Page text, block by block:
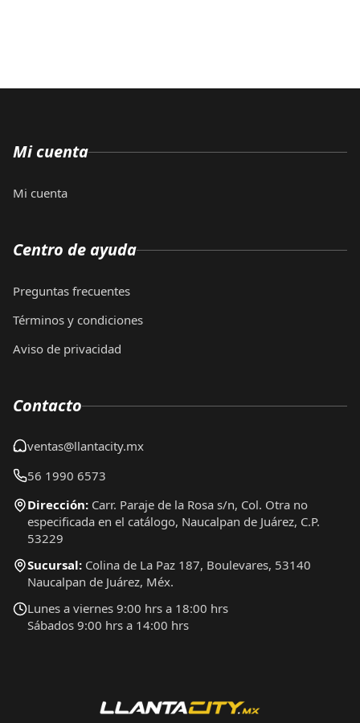
Mi cuenta
Mi cuenta
Centro de ayuda
Preguntas frecuentes
Términos y condiciones
Aviso de privacidad
Contacto
ventas@llantacity.mx
56 1990 6573
Dirección: Carr. Paraje de la Rosa s/n, Col. Otra no
especificada en el catálogo, Naucalpan de Juárez, C.P.
53229
Sucursal: Colina de La Paz 187, Boulevares, 53140
Naucalpan de Juárez, Méx.
Lunes a viernes 9:00 hrs a 18:00 hrs
Sábados 9:00 hrs a 14:00 hrs